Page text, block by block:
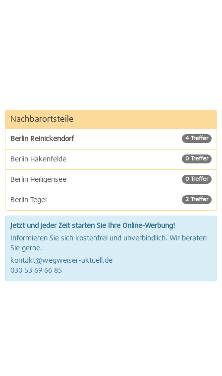
Nachbarortsteile
4 Treffer
Berlin Reinickendorf
0 Treffer
Berlin Hakenfelde
0 Treffer
Berlin Heiligensee
2 Treffer
Berlin Tegel
Jetzt und jeder Zeit starten Sie Ihre Online-Werbung!
Informieren Sie sich kostenfrei und unverbindlich. Wir beraten
Sie gerne.
kontakt@wegweiser-aktuell.de
030 53 69 66 85